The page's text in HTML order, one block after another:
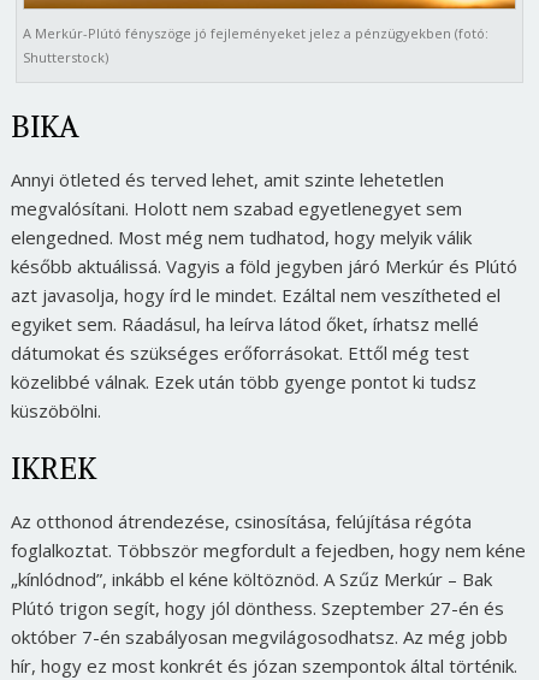
A Merkúr-Plútó fényszöge jó fejleményeket jelez a pénzügyekben (fotó:
Shutterstock)
BIKA
Annyi ötleted és terved lehet, amit szinte lehetetlen
megvalósítani. Holott nem szabad egyetlenegyet sem
elengedned. Most még nem tudhatod, hogy melyik válik
később aktuálissá. Vagyis a föld jegyben járó Merkúr és Plútó
azt javasolja, hogy írd le mindet. Ezáltal nem veszítheted el
egyiket sem. Ráadásul, ha leírva látod őket, írhatsz mellé
dátumokat és szükséges erőforrásokat. Ettől még test
közelibbé válnak. Ezek után több gyenge pontot ki tudsz
küszöbölni.
IKREK
Az otthonod átrendezése, csinosítása, felújítása régóta
foglalkoztat. Többször megfordult a fejedben, hogy nem kéne
„kínlódnod”, inkább el kéne költöznöd. A Szűz Merkúr – Bak
Plútó trigon segít, hogy jól dönthess. Szeptember 27-én és
október 7-én szabályosan megvilágosodhatsz. Az még jobb
hír, hogy ez most konkrét és józan szempontok által történik.